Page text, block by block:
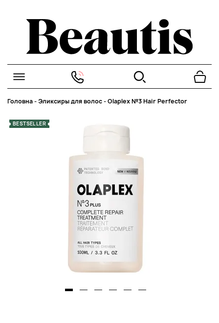
Головна-Эликсиры для волос-Olaplex №3 Hair Perfector
BESTSELLER